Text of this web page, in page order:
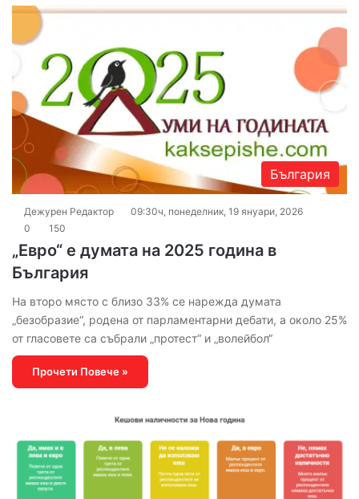
България
Дежурен Редактор
09:30ч, понеделник, 19 януари, 2026
0
150
„Евро“ е думата на 2025 година в
България
На второ място с близо 33% се нарежда думата
„безобразие“, родена от парламентарни дебати, а около 25%
от гласовете са събрали „протест“ и „волейбол“
Прочети Повече »